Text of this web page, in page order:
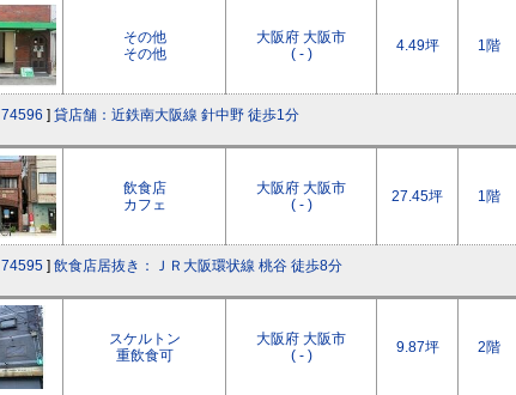
その他
その他
大阪府 大阪市
( - )
4.49坪 1階
74596 ] 貸店舗：近鉄南大阪線 針中野 徒歩1分
飲食店
カフェ
大阪府 大阪市
( - )
27.45坪 1階
74595 ] 飲食店居抜き：ＪＲ大阪環状線 桃谷 徒歩8分
スケルトン
重飲食可
大阪府 大阪市
( - )
9.87坪 2階